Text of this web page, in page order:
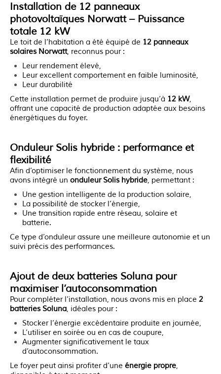
Installation de 12 panneaux
photovoltaïques Norwatt – Puissance
totale 12 kW
Le toit de l’habitation a été équipé de 12 panneaux
solaires Norwatt, reconnus pour :
leur rendement élevé,
leur excellent comportement en faible luminosité,
leur durabilité
Cette installation permet de produire jusqu’à 12 kW,
offrant une capacité de production adaptée aux besoins
énergétiques du foyer.
Onduleur Solis hybride : performance et
flexibilité
Afin d’optimiser le fonctionnement du système, nous
avons intégré un onduleur Solis hybride, permettant :
une gestion intelligente de la production solaire,
la possibilité de stocker l’énergie,
une transition rapide entre réseau, solaire et
batterie.
Ce type d’onduleur assure une meilleure autonomie et un
suivi précis des performances.
Ajout de deux batteries Soluna pour
maximiser l’autoconsommation
Pour compléter l’installation, nous avons mis en place 2
batteries Soluna, idéales pour :
stocker l’énergie excédentaire produite en journée,
l’utiliser en soirée ou en cas de coupure,
augmenter significativement le taux
d’autoconsommation.
Le foyer peut ainsi profiter d’une énergie propre,